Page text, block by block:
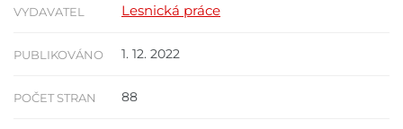
VYDAVATEL Lesnická práce
PUBLIKOVÁNO 1. 12. 2022
POČET STRAN 88